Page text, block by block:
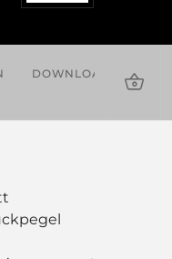
DOWNLOADS